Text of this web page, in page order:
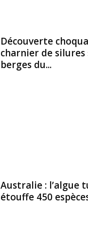
Découverte
charnier de silures
berges du...
Australie : l’algue
étouffe 450